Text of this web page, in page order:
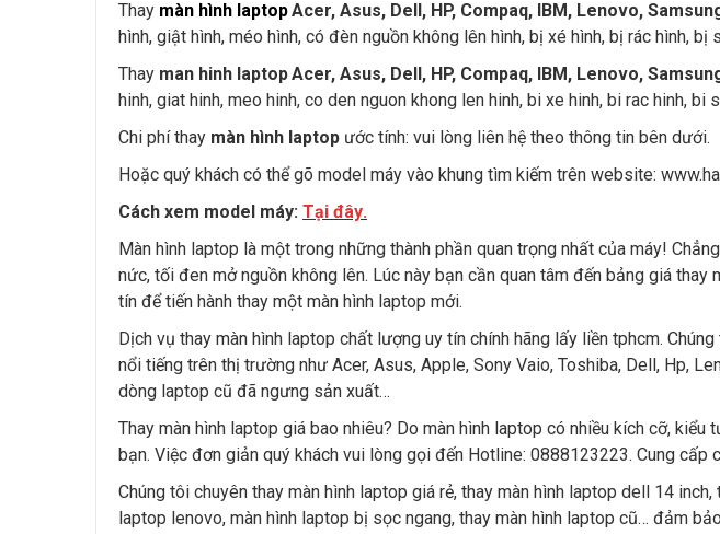
Thay màn hình laptopAcer, Asus, Dell, HP, Compaq, IBM, Lenovo,
hình, giật hình, méo hình, có đèn nguồn không lên hình, bị xé hình, bị rác hình, bị
Thay man hinh laptopAcer, Asus, Dell, HP, Compaq, IBM, Lenovo,
hinh, giat hinh, meo hinh, co den nguon khong len hinh, bi xe hinh, bi rac hinh, bi
Chi phí thay màn hình laptop ước tính: vui lòng liên hệ theo thông tin bên dưới.
Hoặc quý khách có thể gõ model máy vào khung tìm kiếm trên website:
Cách xem model máy: Tại đây.
Màn hình laptop là một trong những thành phần quan trọng nhất của máy!
nức, tối đen mở nguồn không lên. Lúc này bạn cần quan tâm đến bảng giá
tín để tiến hành thay một màn hình laptop mới.
Dịch vụ thay màn hình laptop chất lượng uy tín chính hãng lấy liền tphcm.
nổi tiếng trên thị trường như Acer, Asus, Apple, Sony Vaio, Toshiba, Dell, Hp,
dòng laptop cũ đã ngưng sản xuất…
Thay màn hình laptop giá bao nhiêu? Do màn hình laptop có nhiều kích cỡ,
bạn. Việc đơn giản quý khách vui lòng gọi đến Hotline: 0888123223. Cung
Chúng tôi chuyên thay màn hình laptop giá rẻ, thay màn hình laptop dell 14
laptop lenovo, màn hình laptop bị sọc ngang, thay màn hình laptop cũ… đảm